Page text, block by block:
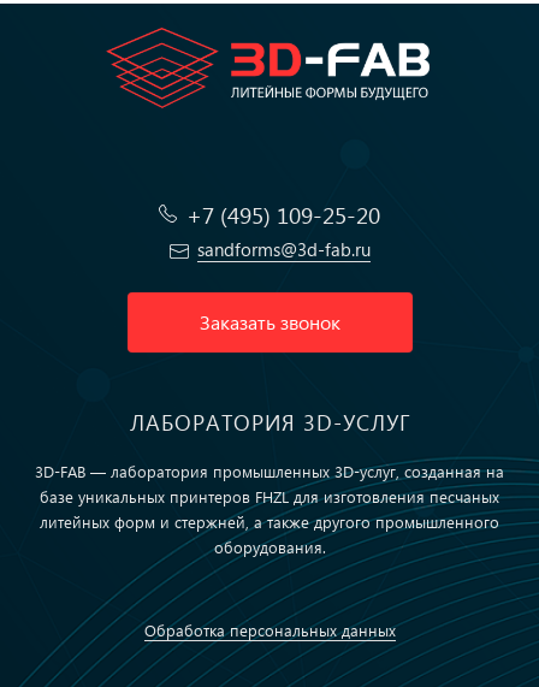
+7 (495) 109-25-20
sandforms@3d-fab.ru
Заказать звонок
ЛАБОРАТОРИЯ 3D-УСЛУГ
3D-FAB — лаборатория промышленных 3D-услуг, созданная на
базе уникальных принтеров FHZL для изготовления песчаных
литейных форм и стержней, а также другого промышленного
оборудования.
Обработка персональных данных